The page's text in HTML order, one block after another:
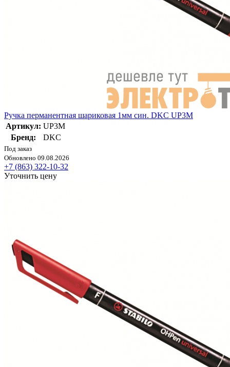
Ручка перманентная шариковая 1мм син. DKC UP3M
Артикул: UP3M
Бренд:
DKC
Под заказ
Обновлено 09.08.2026
+7 (863) 322-10-32
Уточнить цену